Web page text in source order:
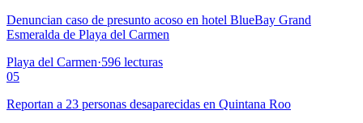
Denuncian caso de presunto acoso en hotel BlueBay Grand
Esmeralda de Playa del Carmen
Playa del Carmen·596 lecturas
05
Reportan a 23 personas desaparecidas en Quintana Roo